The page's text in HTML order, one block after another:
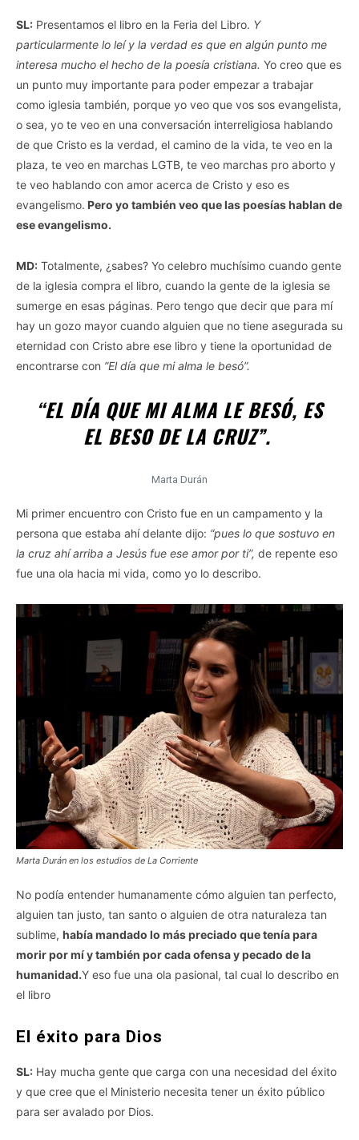
SL: Presentamos el libro en la Feria del Libro. Y
particularmente lo leí y la verdad es que en algún punto me
interesa mucho el hecho de la poesía cristiana. Yo creo que es
un punto muy importante para poder empezar a trabajar
como iglesia también, porque yo veo que vos sos evangelista,
o sea, yo te veo en una conversación interreligiosa hablando
de que Cristo es la verdad, el camino de la vida, te veo en la
plaza, te veo en marchas LGTB, te veo marchas pro aborto y
te veo hablando con amor acerca de Cristo y eso es
evangelismo. Pero yo también veo que las poesías hablan de
ese evangelismo.
MD: Totalmente, ¿sabes? Yo celebro muchísimo cuando gente
de la iglesia compra el libro, cuando la gente de la iglesia se
sumerge en esas páginas. Pero tengo que decir que para mí
hay un gozo mayor cuando alguien que no tiene asegurada su
eternidad con Cristo abre ese libro y tiene la oportunidad de
encontrarse con ”El día que mi alma le besó”.
“EL DÍA QUE MI ALMA LE BESÓ, ES
EL BESO DE LA CRUZ”.
Marta Durán
Mi primer encuentro con Cristo fue en un campamento y la
persona que estaba ahí delante dijo: “pues lo que sostuvo en
la cruz ahí arriba a Jesús fue ese amor por ti”, de repente eso
fue una ola hacia mi vida, como yo lo describo.
Marta Durán en los estudios de La Corriente
No podía entender humanamente cómo alguien tan perfecto,
alguien tan justo, tan santo o alguien de otra naturaleza tan
sublime, había mandado lo más preciado que tenía para
morir por mí y también por cada ofensa y pecado de la
humanidad.Y eso fue una ola pasional, tal cual lo describo en
el libro
El éxito para Dios
SL: Hay mucha gente que carga con una necesidad del éxito
y que cree que el Ministerio necesita tener un éxito público
para ser avalado por Dios.